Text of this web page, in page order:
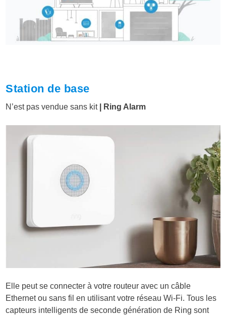
Station de base
N’est pas vendue sans kit | Ring Alarm
Elle peut se connecter à votre routeur avec un câble
Ethernet ou sans fil en utilisant votre réseau Wi-Fi. Tous les
capteurs intelligents de seconde génération de Ring sont